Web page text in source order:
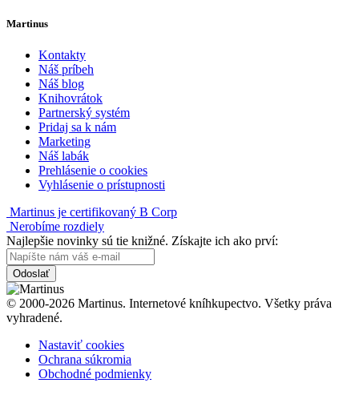
Martinus
Kontakty
Náš príbeh
Náš blog
Knihovrátok
Partnerský systém
Pridaj sa k nám
Marketing
Náš labák
Prehlásenie o cookies
Vyhlásenie o prístupnosti
Martinus je certifikovaný B Corp
Nerobíme rozdiely
Najlepšie novinky sú tie knižné. Získajte ich ako prví:
Odoslať
© 2000-2026 Martinus. Internetové kníhkupectvo. Všetky práva
vyhradené.
Nastaviť cookies
Ochrana súkromia
Obchodné podmienky